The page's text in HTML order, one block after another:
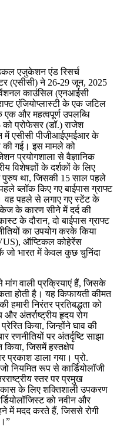
एजुकेशन एंड रिसर्च
(एसीसी) ने 26-29 जून, 2025
काउंसिल (एनआईसी
एंजियोप्लास्टी के एक जटिल
और महत्वपूर्ण उपलब्धि
प्रोफेसर (डॉ.) राजेश
में एसीसी पीजीआईएमईआर के
की गई। इस मामले को
प्रयोगशाला से वैज्ञानिक
विशेषज्ञों के दर्शकों के लिए
पुरुष था, जिसकी 15 साल पहले
ब्लॉक किए गए बाईपास ग्राफ्ट
वह पहले से लगाए गए स्टेंट के
के कारण सीने में दर्द की
के दौरान, दो बाईपास ग्राफ्ट
का उपयोग करके किया
ऑप्टिकल कोहेरेंस
जो भारत में केवल कुछ चुनिंदा
वाली प्रक्रियाएं हैं, जिसके
होती है। यह किफायती कीमत
निरंतर प्रतिबद्धता को
और अंतर्राष्ट्रीय हृदय रोग
किया, जिन्होंने घाव की
पर अंतर्दृष्टि साझा
जिसमें हस्तक्षेप
प्रकाश डाला गया। प्रो.
नियमित रूप से कार्डियोलॉजी
स्तर पर प्रमुख
के लिए शक्तिशाली उपकरण
को नवीन और
में मदद करते हैं, जिससे रोगी